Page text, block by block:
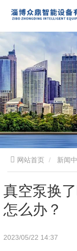
网站首页 新闻
没有吸力怎么办？
真空泵换
怎么办？
2023/05/22 14:37